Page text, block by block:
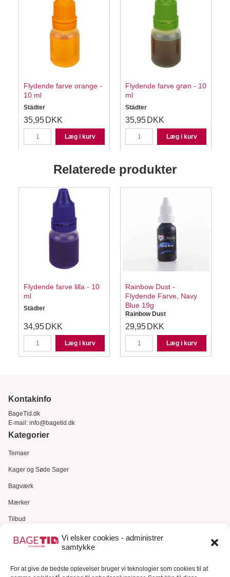
Vi elsker cookies - administrer
samtykke
For at give de bedste oplevelser bruger vi teknologier som cookies til at
Flydende farve orange -
10 ml
Städter
35,95 DKK
Læg i kurv
Flydende farve grøn - 10
ml
Städter
35,95 DKK
Læg i kurv
Relaterede produkter
Flydende farve lilla - 10
ml
Städter
34,95 DKK
Læg i kurv
Rainbow Dust -
Flydende Farve, Navy
Blue 19g
Rainbow Dust
29,95 DKK
Læg i kurv
Kontakinfo
BageTid.dk
E-mail: info@bagetid.dk
Kategorier
Temaer
Kager og Søde Sager
Bagværk
Mærker
Tilbud
Gavekort
Kundeservice
Kundeservice